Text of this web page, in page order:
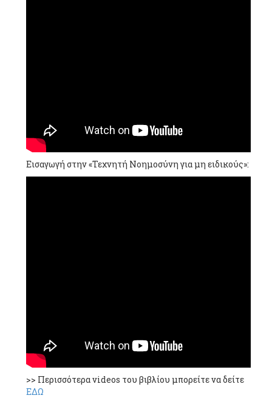
Εισαγωγή στην «Τεχνητή Νοημοσύνη για μη ειδικούς»:
>> Περισσότερα videos του βιβλίου μπορείτε να δείτε
ΕΔΩ